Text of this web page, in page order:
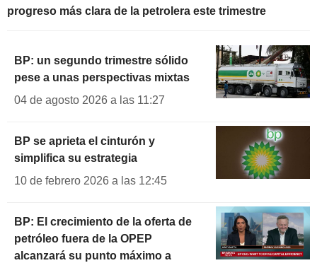
progreso más clara de la petrolera este trimestre
BP: un segundo trimestre sólido
pese a unas perspectivas mixtas
04 de agosto 2026 a las 11:27
BP se aprieta el cinturón y
simplifica su estrategia
10 de febrero 2026 a las 12:45
BP: El crecimiento de la oferta de
petróleo fuera de la OPEP
alcanzará su punto máximo a